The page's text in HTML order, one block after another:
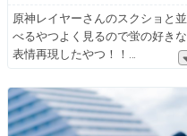
原神レイヤーさんのスクショと並
べるやつよく見るので蛍の好きな
表情再現したやつ！！